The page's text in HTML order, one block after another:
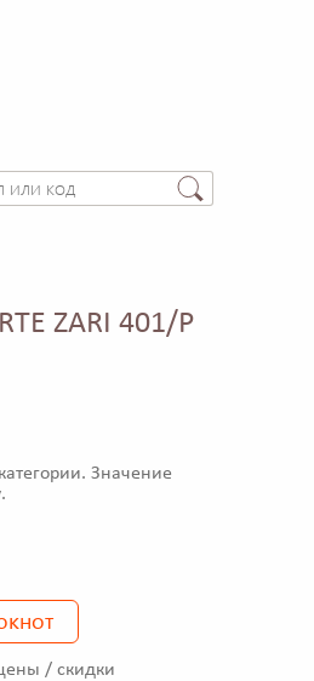
ZARI 401/P
Значение
/ скидки